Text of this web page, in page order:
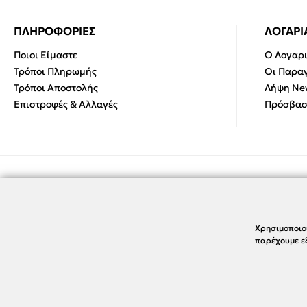
ΠΛΗΡΟΦΟΡΙΕΣ
Ποιοι Είμαστε
Τρόποι Πληρωμής
Τρόποι Αποστολής
Επιστροφές & Αλλαγές
Ο
Οι
Λήψη
παρέχουμε